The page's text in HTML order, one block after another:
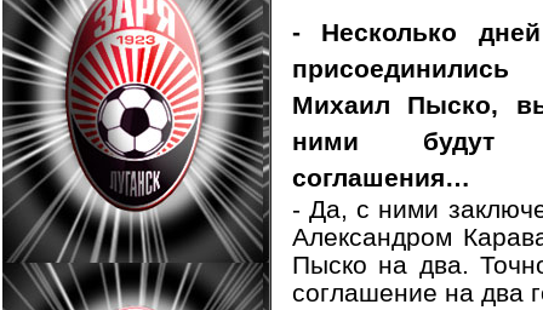
- Несколько
Михаил Пыско,
ними будут
соглашения…
- Да, с ними
Александром
Пыско на два.
соглашение на два